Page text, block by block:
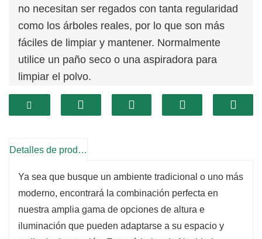
no necesitan ser regados con tanta regularidad
como los árboles reales, por lo que son más
fáciles de limpiar y mantener. Normalmente
utilice un paño seco o una aspiradora para
limpiar el polvo.
2. Sin caída: no dejará caer agujas ni ramas, lo
que reducirá los problemas de limpieza y
Durabilidad:
varios años, se puede desmontar e instalar
cada temporada navideña, lo que reduce la
frecuencia de compra de árboles nuevos.
Detalles de producto
Ya sea que busque un ambiente tradicional o uno más
moderno, encontrará la combinación perfecta en
nuestra amplia gama de opciones de altura e
iluminación que pueden adaptarse a su espacio y